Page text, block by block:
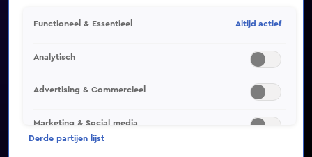
Video helaas niet gevonden
Functioneel & Essentieel Altijd actief
Analytisch
Advertising & Commercieel
Marketing & Social media
Derde partijen lijst